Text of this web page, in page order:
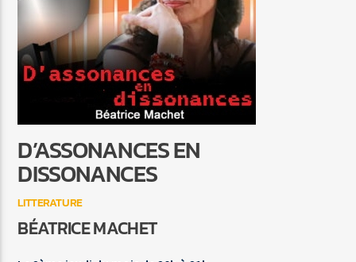
C'EST A QUI LE TOUR
MYLENE FARMER
Agora Côte d’Azur
Agora Menton/Monaco
D’ASSONANCES EN
DISSONANCES
LITTERATURE
BÉATRICE MACHET